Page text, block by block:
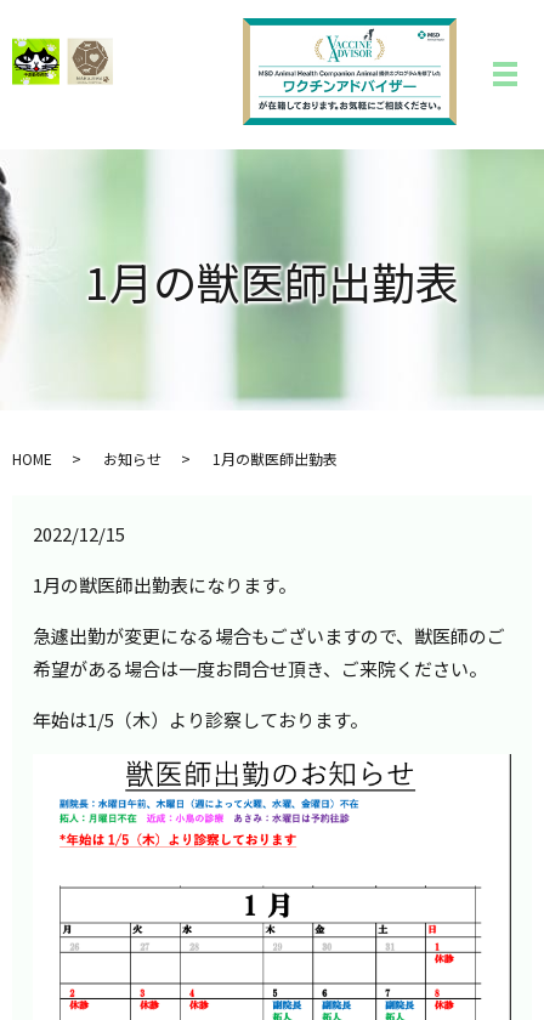
1月の獣医師出勤表
HOME お知らせ 1月の獣医師出勤表
2022/12/15
1月の獣医師出勤表になります。
急遽出勤が変更になる場合もございますので、獣医師のご
希望がある場合は一度お問合せ頂き、ご来院ください。
年始は1/5（木）より診察しております。